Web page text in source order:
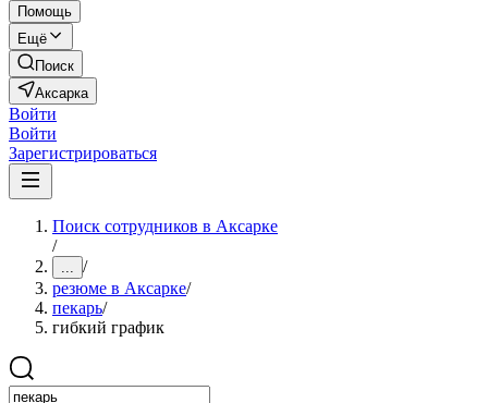
Помощь
Ещё
Поиск
Аксарка
Войти
Войти
Зарегистрироваться
Поиск сотрудников в Аксарке
/
... /
резюме в Аксарке/
пекарь/
гибкий график